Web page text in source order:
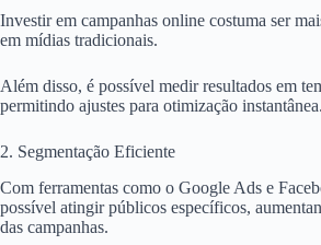
Investir em campanhas online costuma ser
em mídias tradicionais.
Além disso, é possível medir resultados em
permitindo ajustes para otimização instantânea.
2. Segmentação Eficiente
Com ferramentas como o Google Ads e
possível atingir públicos específicos,
das campanhas.